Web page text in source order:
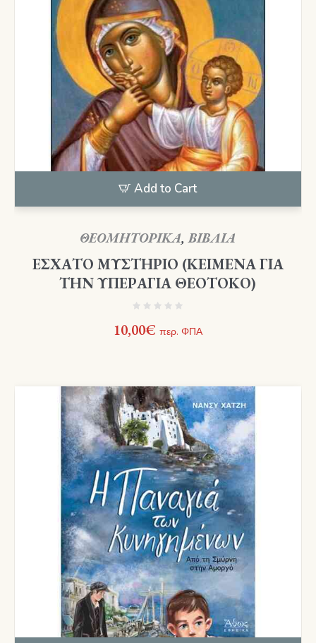
Add to Cart
ΘΕΟΜΗΤΟΡΙΚΑ,ΒΙΒΛΙΑ
ΕΣΧΑΤΟ ΜΥΣΤΗΡΙΟ (ΚΕΙΜΕΝΑ ΓΙΑ
ΤΗΝ ΥΠΕΡΑΓΙΑ ΘΕΟΤΟΚΟ)
10,00€ περ. ΦΠΑ